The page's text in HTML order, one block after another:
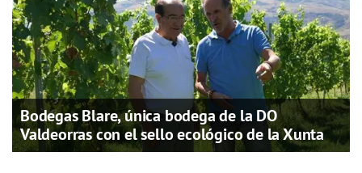
Bodegas Blare, única bodega de la DO
Valdeorras con el sello ecológico de la Xunta